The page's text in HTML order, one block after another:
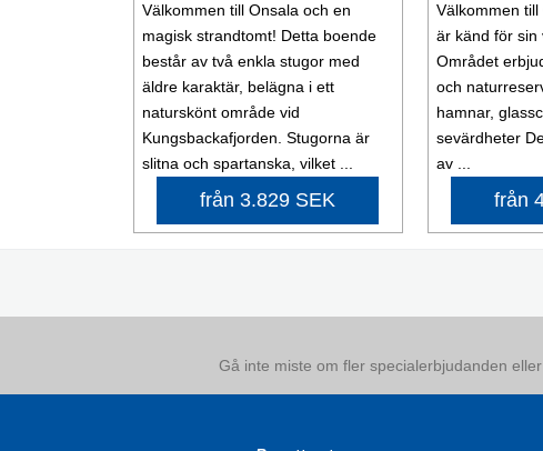
Välkommen till Onsala och en
magisk strandtomt! Detta boende
består av två enkla stugor med
äldre karaktär, belägna i ett
naturskönt område vid
Kungsbackafjorden. Stugorna är
slitna och spartanska, vilket ...
från 3.829 SEK
Välkommen
är känd för sin
Området
och
hamnar,
sevärdheter
av ...
från
Gå inte miste om fler specialerbjudanden